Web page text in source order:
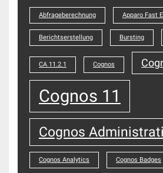
Abfrageberechnung Apparo Fast
Berichtserstellung Bursting
CA 11.2.1 Cognos
Cognos 11
Cognos
Cognos Analytics Cognos Badges